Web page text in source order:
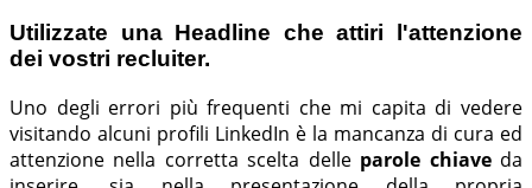
Utilizzate una Headline che attiri l'attenzione
dei vostri recluiter.
Uno degli errori più frequenti che mi capita di vedere
visitando alcuni profili LinkedIn è la mancanza di cura ed
attenzione nella corretta scelta delle parole chiaveda